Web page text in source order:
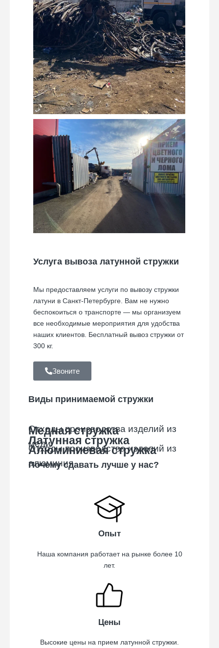
Услуга вывоза латунной стружки
Мы предоставляем услуги по вывозу стружки
латуни в Санкт-Петербурге. Вам не нужно
беспокоиться о транспорте — мы организуем
все необходимые мероприятия для удобства
наших клиентов. Бесплатный вывоз стружки от
300 кг.
Звоните
Виды принимаемой стружки
Медная стружка
Отходы производства изделий из
меди
Латунная стружка
Отходы производства изделий из
латуни
Алюминиевая стружка
Отходы производства изделий из
алюминия
Почему сдавать лучше у нас?
Опыт
Наша компания работает на рынке более 10
лет.
Цены
Высокие цены на прием латунной стружки.